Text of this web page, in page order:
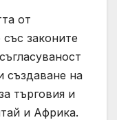
от
законите
създаване на
търговия и
и Африка.